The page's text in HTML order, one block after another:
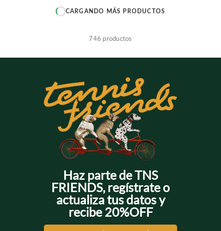
+
CARGANDO MÁS PRODUCTOS
746 productos
Haz parte de TNS
FRIENDS, regístrate o
actualiza tus datos y
recibe 20%OFF